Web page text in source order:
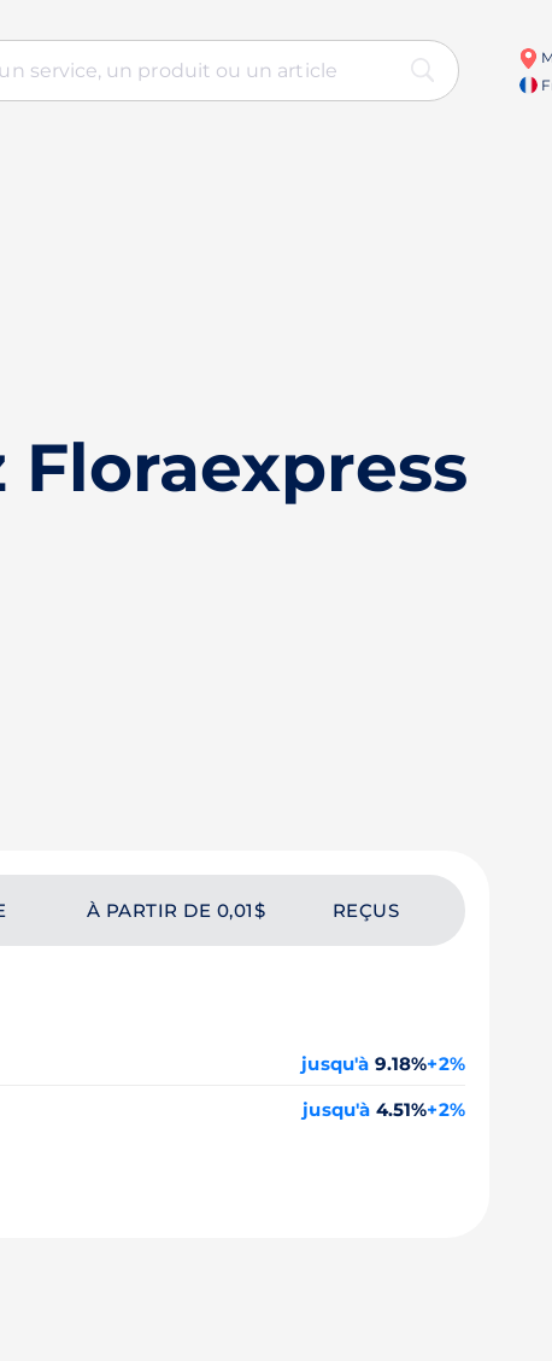
Floraexpress
À PARTIR DE 0,01$ REÇUS
jusqu'à 9.18%+2%
jusqu'à 4.51%+2%